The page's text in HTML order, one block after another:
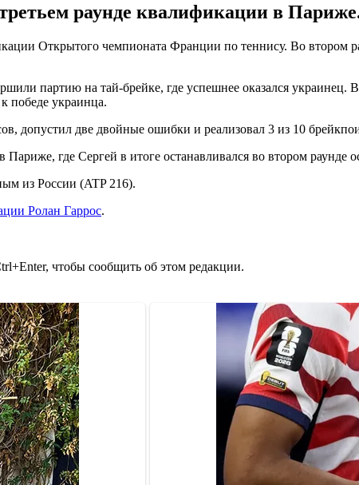
раунде квалификации в
Открытого чемпионата Франции по теннису. Во втором
партию на тай-брейке, где успешнее оказался украинец.
победе украинца.
допустил две двойные ошибки и реализовал 3 из 10
где Сергей в итоге останавливался во втором раунде
из России (ATP 216).
Ролан Гаррос.
чтобы сообщить об этом редакции.